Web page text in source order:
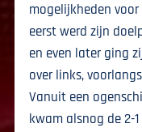
mogelijkheden
eerst werd zijn
en even later ging
over links,
Vanuit een
kwam alsnog de 2-